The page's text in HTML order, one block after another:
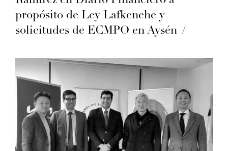
propósito de Ley Lafkenche y
solicitudes de ECMPO en Aysén